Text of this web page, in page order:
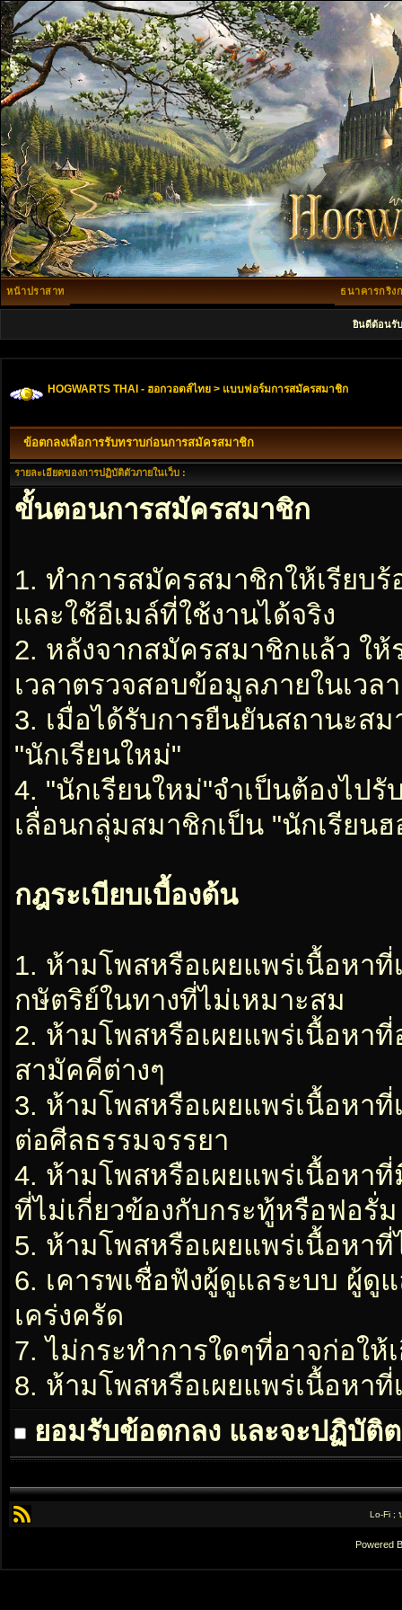
หน้าปราสาท ธนาคารกริง
ยินดีต้อนรับ
HOGWARTS THAI - ฮอกวอตส์ไทย > แบบฟอร์มการสมัครสมาชิก
ข้อตกลงเพื่อการรับทราบก่อนการสมัครสมาชิก
รายละเอียดของการปฏิบัติตัวภายในเว็บ :
ขั้นตอนการสมัครสมาชิก
1. ทำการสมัครสมาชิกให้เรียบ
และใช้อีเมล์ที่ใช้งานได้จริง
2. หลังจากสมัครสมาชิกแล้ว ใ
เวลาตรวจสอบข้อมูลภายในเว
3. เมื่อได้รับการยืนยันสถานะส
"นักเรียนใหม่"
4. "นักเรียนใหม่"จำเป็นต้องไป
เลื่อนกลุ่มสมาชิกเป็น "นักเรียน
กฎระเบียบเบื้องต้น
1. ห้ามโพสหรือเผยแพร่เนื้อหา
กษัตริย์ในทางที่ไม่เหมาะสม
2. ห้ามโพสหรือเผยแพร่เนื้อหา
สามัคคีต่างๆ
3. ห้ามโพสหรือเผยแพร่เนื้อหา
ต่อศีลธรรมจรรยา
4. ห้ามโพสหรือเผยแพร่เนื้อหา
ที่ไม่เกี่ยวข้องกับกระทู้หรือฟอรั่ม
5. ห้ามโพสหรือเผยแพร่เนื้อหา
6. เคารพเชื่อฟังผู้ดูแลระบบ ผู้ดู
เคร่งครัด
7. ไม่กระทำการใดๆที่อาจก่อให้
8. ห้ามโพสหรือเผยแพร่เนื้อหา
ยอมรับข้อตกลง และจะปฏิบัติ
Lo-Fi ;
Powered